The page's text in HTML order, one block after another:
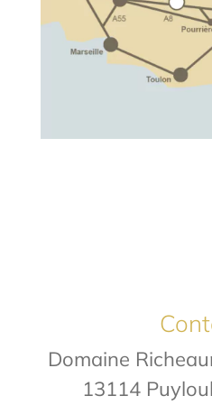
Domaine
13114